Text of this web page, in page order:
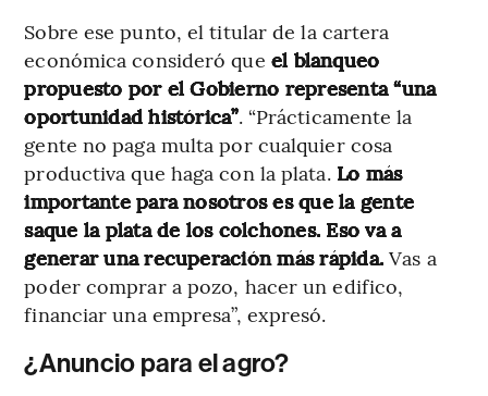
Sobre ese punto, el titular de la cartera
económica consideró que el blanqueo
propuesto por el Gobierno representa “una
oportunidad histórica”. “Prácticamente la
gente no paga multa por cualquier cosa
productiva que haga con la plata. Lo más
importante para nosotros es que la gente
saque la plata de los colchones. Eso va a
generar una recuperación más rápida. Vas a
poder comprar a pozo, hacer un edifico,
financiar una empresa”, expresó.
¿Anuncio para el agro?